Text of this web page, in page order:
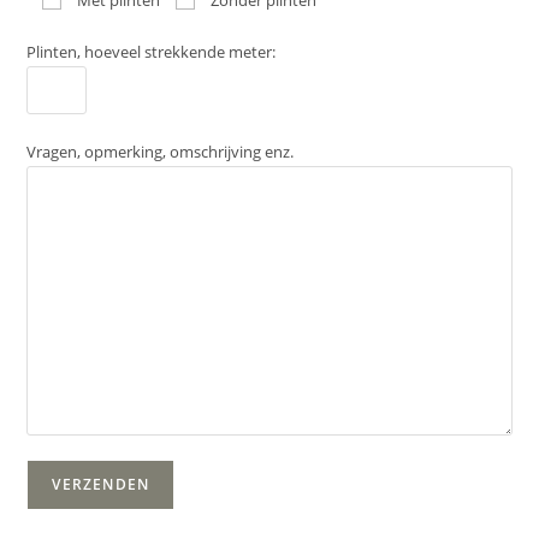
Plinten, hoeveel strekkende meter:
Vragen, opmerking, omschrijving enz.